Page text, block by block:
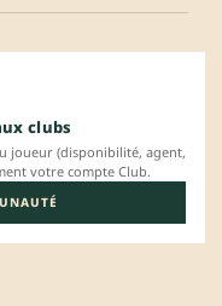
clubs
joueur (disponibilité, agent,
votre compte Club.